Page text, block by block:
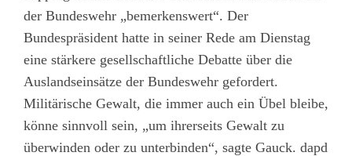
der Bundeswehr „bemerkenswert“. Der
Bundespräsident hatte in seiner Rede am Dienstag
eine stärkere gesellschaftliche Debatte über die
Auslandseinsätze der Bundeswehr gefordert.
Militärische Gewalt, die immer auch ein Übel bleibe,
könne sinnvoll sein, „um ihrerseits Gewalt zu
überwinden oder zu unterbinden“, sagte Gauck. dapd